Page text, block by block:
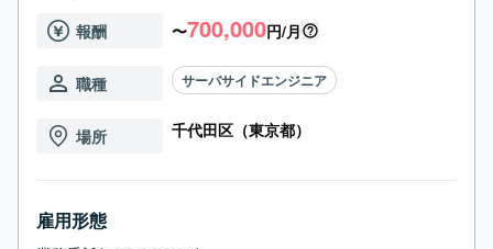
報酬 〜700,000円/月
職種 サーバサイドエンジニア
場所 千代田区（東京都）
雇用形態